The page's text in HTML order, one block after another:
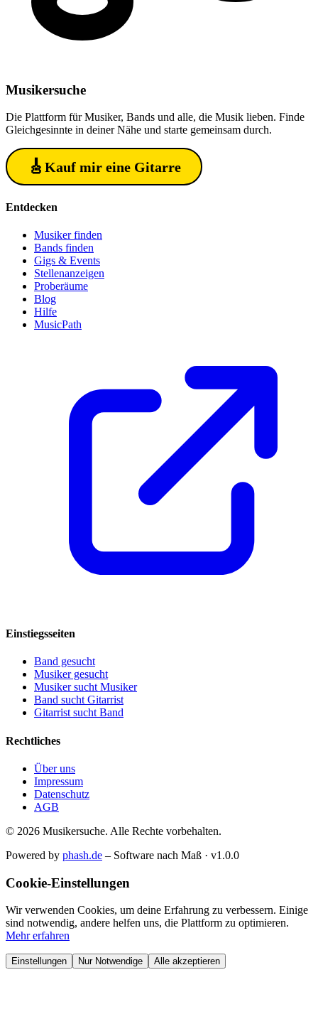
Musikersuche
Die Plattform für Musiker, Bands und alle, die Musik lieben. Finde
Gleichgesinnte in deiner Nähe und starte gemeinsam durch.
🎸 Kauf mir eine Gitarre
Entdecken
Musiker finden
Bands finden
Gigs & Events
Stellenanzeigen
Proberäume
Blog
Hilfe
MusicPath
Einstiegsseiten
Band gesucht
Musiker gesucht
Musiker sucht Musiker
Band sucht Gitarrist
Gitarrist sucht Band
Rechtliches
Über uns
Impressum
Datenschutz
AGB
© 2026 Musikersuche. Alle Rechte vorbehalten.
Powered by phash.de – Software nach Maß · v1.0.0
Cookie-Einstellungen
Wir verwenden Cookies, um deine Erfahrung zu verbessern. Einige
sind notwendig, andere helfen uns, die Plattform zu optimieren.
Mehr erfahren
Einstellungen Nur Notwendige Alle akzeptieren